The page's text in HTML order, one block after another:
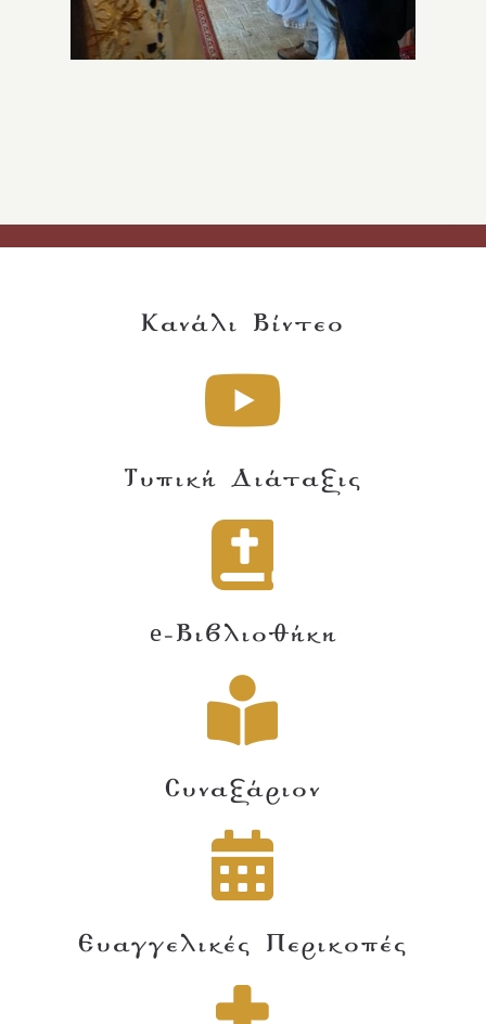
Κανάλι Βίντεο
Τυπική Διάταξις
e-Βιβλιοθήκη
Συναξάριον
Ευαγγελικές Περικοπές